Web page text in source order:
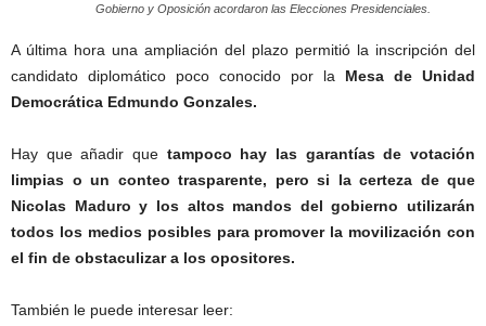
Gobierno y Oposición acordaron las Elecciones Presidenciales.
A última hora una ampliación del plazo permitió la inscripción del
candidato diplomático poco conocido por la Mesa de Unidad
Democrática Edmundo Gonzales.
Hay que añadir que tampoco hay las garantías de votación
limpias o un conteo trasparente, pero si la certeza de que
Nicolas Maduro y los altos mandos del gobierno utilizarán
todos los medios posibles para promover la movilización con
el fin de obstaculizar a los opositores.
También le puede interesar leer: